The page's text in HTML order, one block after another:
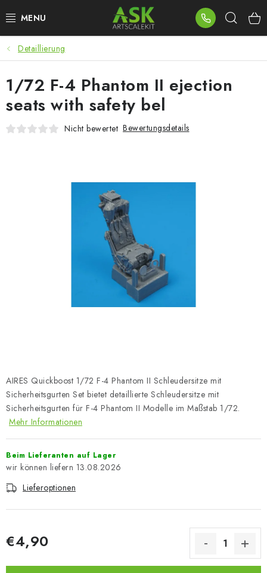
Inhalt
BLOG
SUMMER DAYS
WARHAMMER
VERKAUFTE MARKEN
Über uns Meine Bestellung
Datenschutzbestimmungen
Großhandel
Detaillierung
AIRES Quickboost 1/72 F-4 Phantom II Schleudersitze mit
Sicherheitsgurten Set bietet detaillierte Schleudersitze mit
Sicherheitsgurten für F-4 Phantom II Modelle im Maßstab 1/72.
Mehr Informationen
Beim Lieferanten auf Lager
13.08.2026
Lieferoptionen
€4,90
1/72 F-4 Phantom II ejection
seats with safety bel
Nicht bewertet Bewertungsdetails